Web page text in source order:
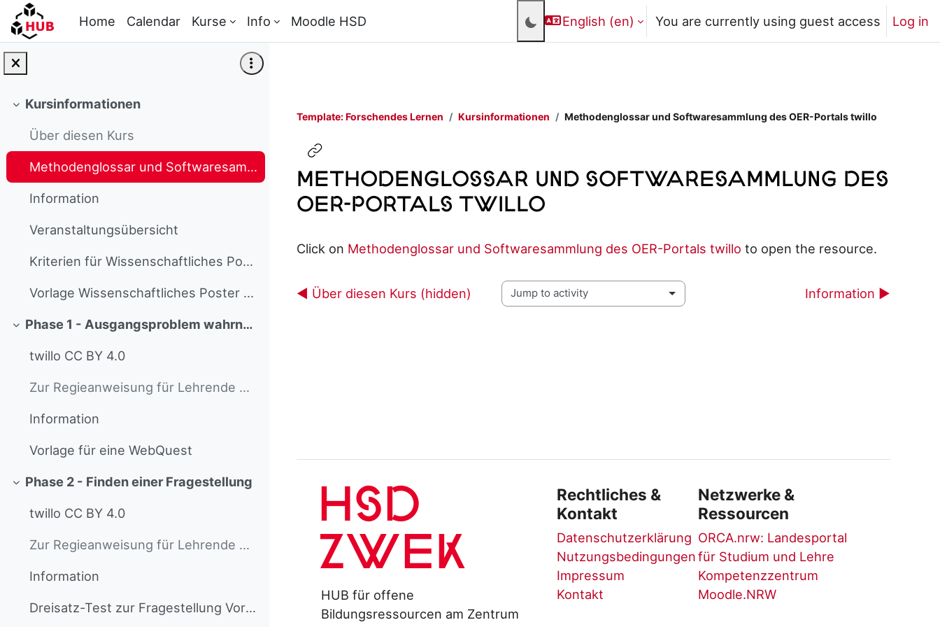
Skip to main content
Home Calendar Kurse Info Moodle HSD English ‎(en)‎ You are currently using guest access Log in
Collapse
Kursinformationen
Über diesen Kurs
Methodenglossar und Softwaresammlung des OER-Portals twillo
Information
Veranstaltungsübersicht
Kriterien für Wissenschaftliches Poster
Vorlage Wissenschaftliches Poster A2
Collapse
Phase 1 - Ausgangsproblem wahrnehmen
twillo CC BY 4.0
Zur Regieanweisung für Lehrende Dieser Text richte...
Information
Vorlage für eine WebQuest
Collapse
Phase 2 - Finden einer Fragestellung
twillo CC BY 4.0
Zur Regieanweisung für Lehrende Dieser Text richte...
Information
Dreisatz-Test zur Fragestellung Vorlage
Template: Forschendes Lernen Kursinformationen Methodenglossar und Softwaresammlung des OER-Portals twillo
Methodenglossar und Softwaresammlung des
OER-Portals twillo
Click on Methodenglossar und Softwaresammlung des OER-Portals twillo to open the resource.
◀︎ Über diesen Kurs (hidden)
Jump to activity
Information ▶︎
HSD
ZWEK
HUB für offene
Bildungsressourcen am Zentrum
Rechtliches &
Kontakt
Datenschutzerklärung
Nutzungsbedingungen
Impressum
Kontakt
Netzwerke &
Ressourcen
ORCA.nrw: Landesportal
für Studium und Lehre
Kompetenzzentrum
Moodle.NRW